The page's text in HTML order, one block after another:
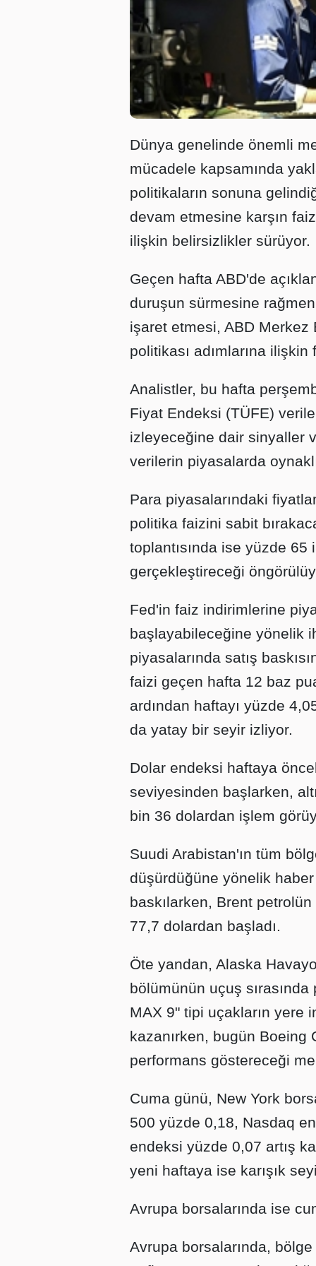
Dünya genelinde önemli
mücadele kapsamında
politikaların sonuna
devam etmesine karşın
ilişkin belirsizlikler sürüyor.
Geçen hafta ABD'de
duruşun sürmesine
işaret etmesi, ABD Merkez
politikası adımlarına ilişkin
Analistler, bu hafta
Fiyat Endeksi (TÜFE)
izleyeceğine dair sinyaller
verilerin piyasalarda
Para piyasalarındaki
politika faizini sabit
toplantısında ise yüzde
gerçekleştireceği
Fed'in faiz indirimlerine
başlayabileceğine yönelik
piyasalarında satış
faizi geçen hafta 12 baz
ardından haftayı yüzde
da yatay bir seyir izliyor.
Dolar endeksi haftaya
seviyesinden başlarken,
bin 36 dolardan işlem
Suudi Arabistan'ın tüm
düşürdüğüne yönelik haber
baskılarken, Brent
77,7 dolardan başladı.
Öte yandan, Alaska
bölümünün uçuş sırasında
MAX 9" tipi uçakların yere
kazanırken, bugün Boeing
performans göstereceği
Cuma günü, New York
500 yüzde 0,18, Nasdaq
endeksi yüzde 0,07 artış
yeni haftaya ise karışık
Avrupa borsalarında ise
Avrupa borsalarında,